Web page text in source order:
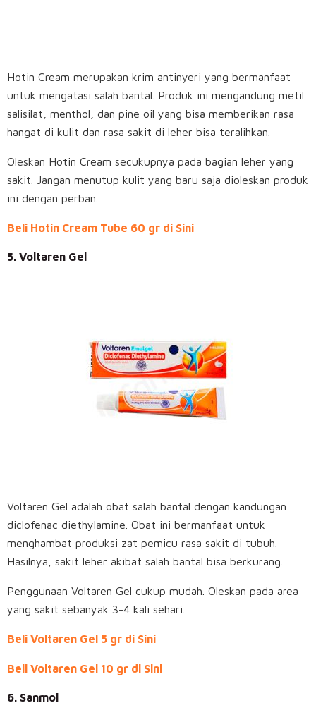
Hotin Cream merupakan krim antinyeri yang bermanfaat
untuk mengatasi salah bantal. Produk ini mengandung metil
salisilat, menthol, dan pine oil yang bisa memberikan rasa
hangat di kulit dan rasa sakit di leher bisa teralihkan.
Oleskan Hotin Cream secukupnya pada bagian leher yang
sakit. Jangan menutup kulit yang baru saja dioleskan produk
ini dengan perban.
Beli Hotin Cream Tube 60 gr di Sini
5. Voltaren Gel
Voltaren Gel adalah obat salah bantal dengan kandungan
diclofenac diethylamine. Obat ini bermanfaat untuk
menghambat produksi zat pemicu rasa sakit di tubuh.
Hasilnya, sakit leher akibat salah bantal bisa berkurang.
Penggunaan Voltaren Gel cukup mudah. Oleskan pada area
yang sakit sebanyak 3-4 kali sehari.
Beli Voltaren Gel 5 gr di Sini
Beli Voltaren Gel 10 gr di Sini
6. Sanmol